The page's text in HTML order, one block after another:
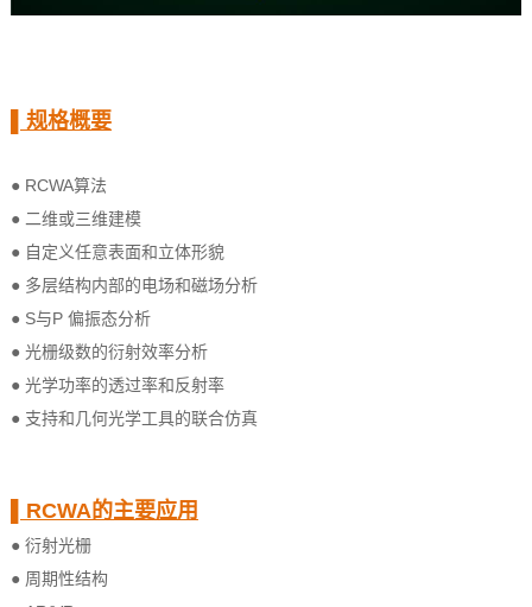
▌规格概要
● RCWA算法
● 二维或三维建模
● 自定义任意表面和立体形貌
● 多层结构内部的电场和磁场分析
● S与P 偏振态分析
● 光栅级数的衍射效率分析
● 光学功率的透过率和反射率
● 支持和几何光学工具的联合仿真
▌RCWA的主要应用
● 衍射光栅
● 周期性结构